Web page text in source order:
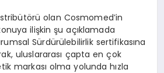
olan Cosmomed’in
ilişkin şu açıklamada
Sürdürülebilirlik sertifikasına
uluslararası çapta en çok
markası olma yolunda hızla